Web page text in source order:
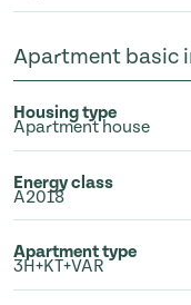
Apartment basic
Housing type
Apartment house
Energy class
A2018
Apartment type
3H+KT+VAR